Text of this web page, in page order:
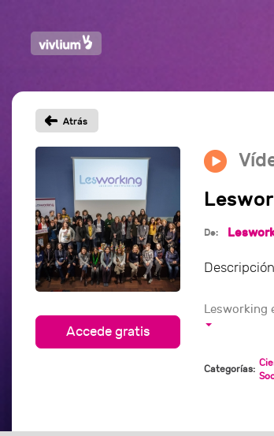
Accede gratis
De:
Lesworking
Categorías: